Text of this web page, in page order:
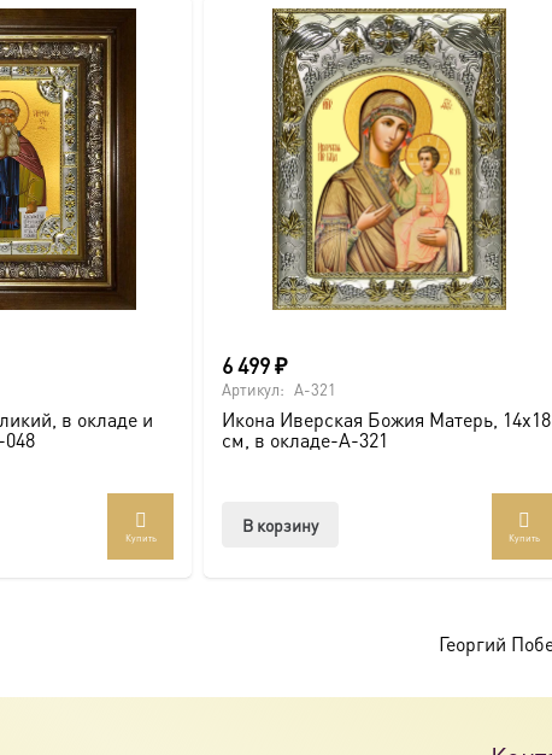
покровителей семьи).
можно заказать икону в окладе и киоте.
заказ по вашим размерам.
в окладе и
Купить
6 499₽
Артикул: A-321
Икона Иверская Божия Матерь, 14х18
см, в окладе-A-321
В корзину
Купить
Георгий